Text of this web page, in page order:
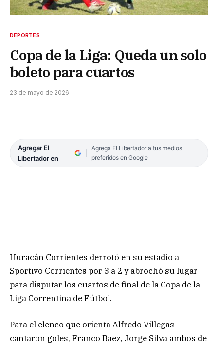
DEPORTES
Copa de la Liga: Queda un solo
boleto para cuartos
23 de mayo de 2026
Agregar El
Libertador en
Agrega El Libertador a tus medios
preferidos en Google
Huracán Corrientes derrotó en su estadio a
Sportivo Corrientes por 3 a 2 y abrochó su lugar
para disputar los cuartos de final de la Copa de la
Liga Correntina de Fútbol.
Para el elenco que orienta Alfredo Villegas
cantaron goles, Franco Baez, Jorge Silva ambos de